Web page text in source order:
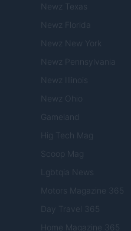
Newz Texas
Newz Florida
Newz New York
Newz Pennsylvania
Newz Illinois
Newz Ohio
Gameland
Hig Tech Mag
Scoop Mag
Lgbtqia News
Motors Magazine 365
Day Travel 365
Home Magazine 365